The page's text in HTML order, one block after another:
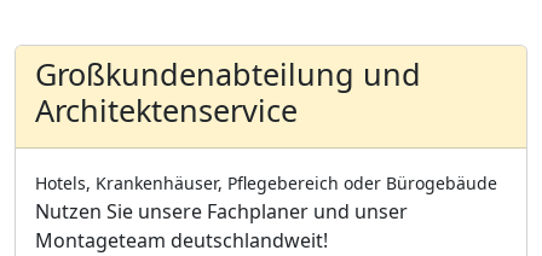
Großkundenabteilung und
Architektenservice
Hotels, Krankenhäuser, Pflegebereich oder Bürogebäude
Nutzen Sie unsere Fachplaner und unser
Montageteam deutschlandweit!